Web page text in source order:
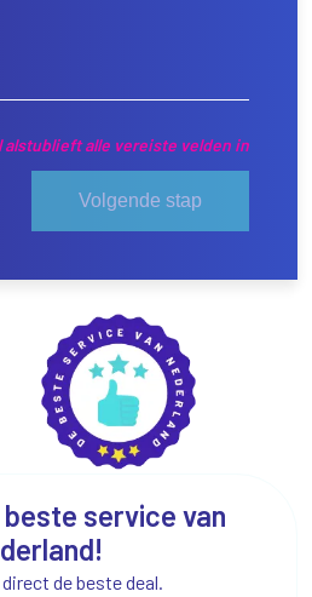
alstublieft alle vereiste velden in
Volgende stap
beste service van
de beste deal.